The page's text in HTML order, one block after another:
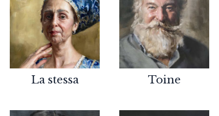
La stessa Toine